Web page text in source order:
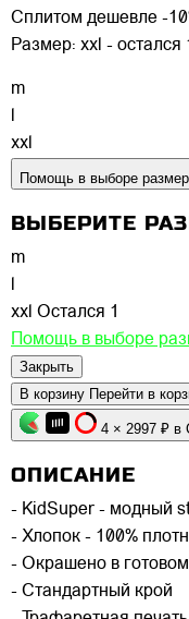
Сплитом дешевле -
Размер: xxl - остался
m
xxl
Помощь в выборе
ВЫБЕРИТЕ
m
l
xxl Остался 1
Помощь в выборе
Закрыть
В корзину Перейти в
ОПИСАНИЕ
- KidSuper - модный
- Хлопок - 100%
- Окрашено в
- Стандартный крой